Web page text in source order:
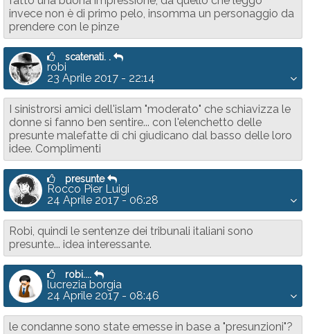
invece non è di primo pelo, insomma un personaggio da
prendere con le pinze
scatenati. .
robi
23 Aprile 2017 - 22:14
I sinistrorsi amici dell'islam "moderato" che schiavizza le
donne si fanno ben sentire... con l'elenchetto delle
presunte malefatte di chi giudicano dal basso delle loro
idee. Complimenti
presunte
Rocco Pier Luigi
24 Aprile 2017 - 06:28
Robi, quindi le sentenze dei tribunali italiani sono
presunte... idea interessante.
robi....
lucrezia borgia
24 Aprile 2017 - 08:46
le condanne sono state emesse in base a "presunzioni"?